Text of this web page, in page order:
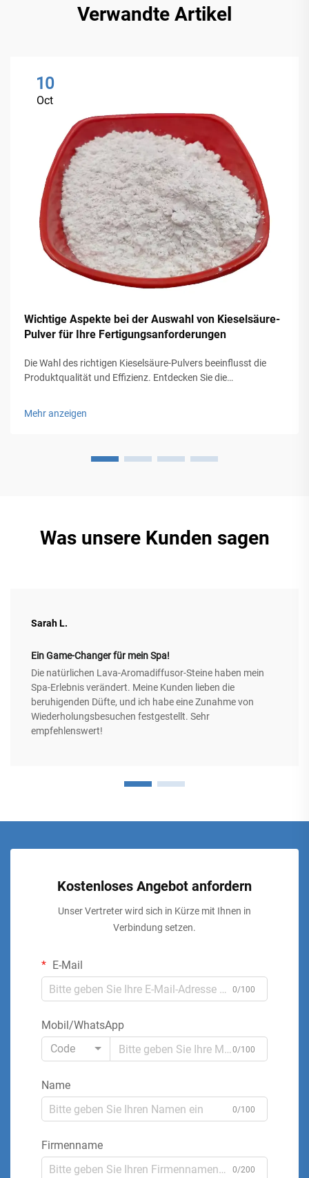
Verwandte Artikel
10
Oct
Wichtige Aspekte bei der Auswahl von Kieselsäure-
Pulver für Ihre Fertigungsanforderungen
Die Wahl des richtigen Kieselsäure-Pulvers beeinflusst die
Produktqualität und Effizienz. Entdecken Sie die
Mehr anzeigen
Was unsere Kunden sagen
Sarah L.
Ein Game-Changer für mein Spa!
Die natürlichen Lava-Aromadiffusor-Steine haben mein
Spa-Erlebnis verändert. Meine Kunden lieben die
beruhigenden Düfte, und ich habe eine Zunahme von
Wiederholungsbesuchen festgestellt. Sehr
empfehlenswert!
Kostenloses Angebot anfordern
Unser Vertreter wird sich in Kürze mit Ihnen in
Verbindung setzen.
E-Mail
0/100
Mobil/WhatsApp
Code
0/100
Name
0/100
Firmenname
0/200